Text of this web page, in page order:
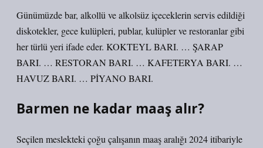
Günümüzde bar, alkollü ve alkolsüz içeceklerin servis edildiği
diskotekler, gece kulüpleri, publar, kulüpler ve restoranlar gibi
her türlü yeri ifade eder. KOKTEYL BARI. … ŞARAP
BARI. … RESTORAN BARI. … KAFETERYA BARI. …
HAVUZ BARI. … PİYANO BARI.
Barmen ne kadar maaş alır?
Seçilen meslekteki çoğu çalışanın maaş aralığı 2024 itibariyle